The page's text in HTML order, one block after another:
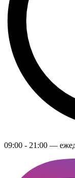
09:00 - 21:00 —